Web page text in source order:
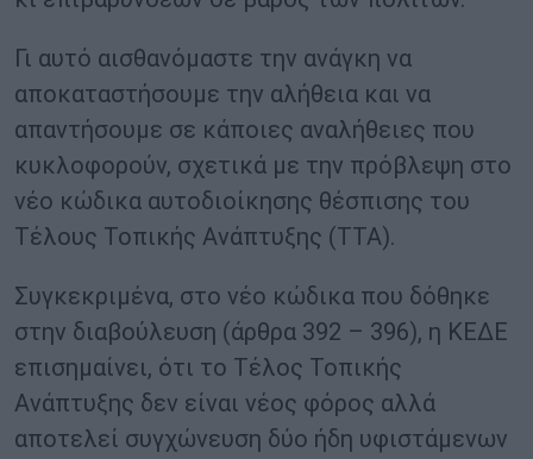
Γι αυτό αισθανόμαστε την ανάγκη να
αποκαταστήσουμε την αλήθεια και να
απαντήσουμε σε κάποιες αναλήθειες που
κυκλοφορούν, σχετικά με την πρόβλεψη στο
νέο κώδικα αυτοδιοίκησης θέσπισης του
Τέλους Τοπικής Ανάπτυξης (ΤΤΑ).
Συγκεκριμένα, στο νέο κώδικα που δόθηκε
στην διαβούλευση (άρθρα 392 – 396), η ΚΕΔΕ
επισημαίνει, ότι το Τέλος Τοπικής
Ανάπτυξης δεν είναι νέος φόρος αλλά
αποτελεί συγχώνευση δύο ήδη υφιστάμενων